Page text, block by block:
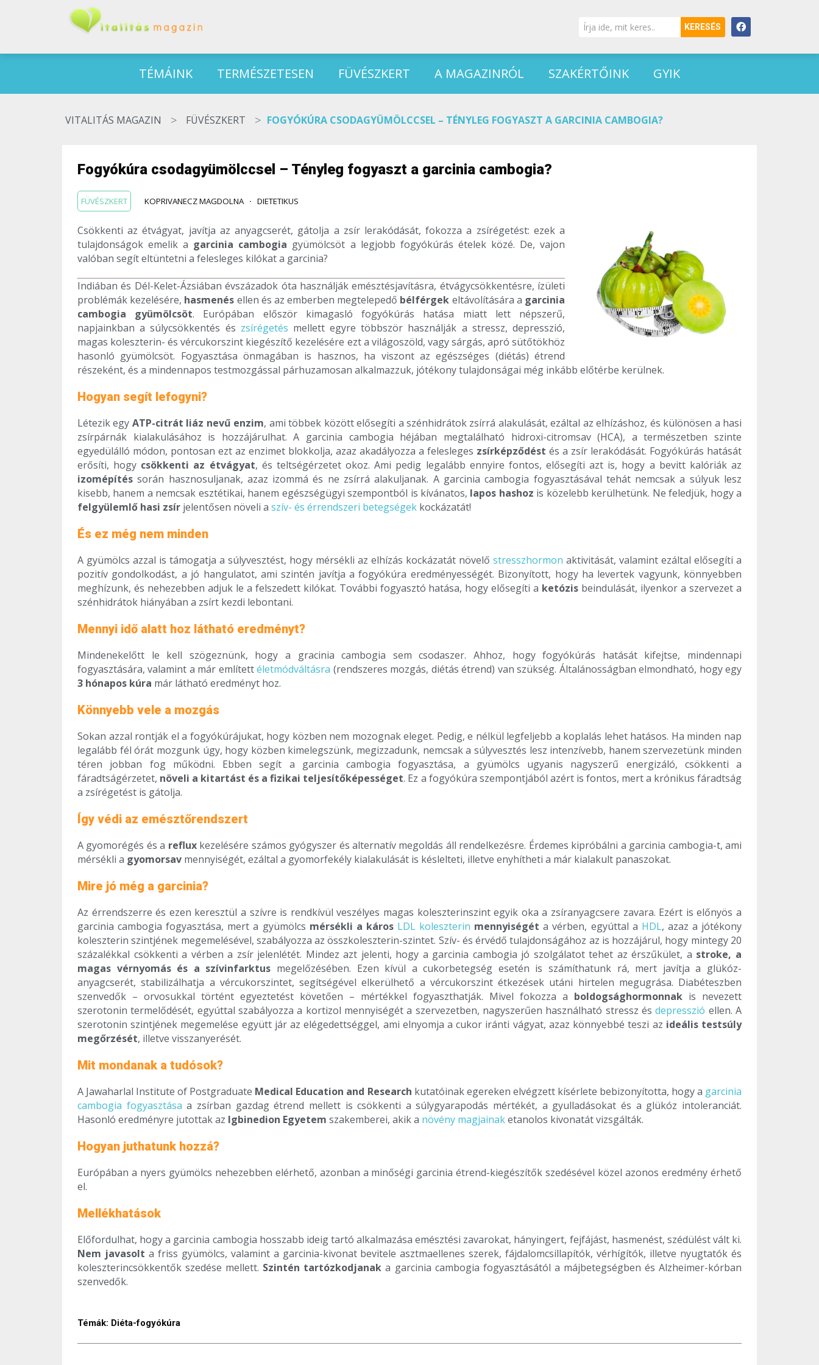
KERESÉS
TÉMÁINK TERMÉSZETESEN FÜVÉSZKERT A MAGAZINRÓL SZAKÉRTŐINK GYIK
VITALITÁS MAGAZIN > FÜVÉSZKERT > FOGYÓKÚRA CSODAGYÜMÖLCCSEL – TÉNYLEG FOGYASZT A GARCINIA CAMBOGIA?
Fogyókúra csodagyümölccsel – Tényleg fogyaszt a garcinia cambogia?
FÜVÉSZKERT KOPRIVANECZ MAGDOLNA DIETETIKUS
Csökkenti az étvágyat, javítja az anyagcserét, gátolja a zsír lerakódását, fokozza a zsírégetést: ezek a
tulajdonságok emelik a garcinia cambogia gyümölcsöt a legjobb fogyókúrás ételek közé. De, vajon
valóban segít eltüntetni a felesleges kilókat a garcinia?
Indiában és Dél-Kelet-Ázsiában évszázadok óta használják emésztésjavításra, étvágycsökkentésre, ízületi
problémák kezelésére, hasmenés ellen és az emberben megtelepedő bélférgek eltávolítására a garcinia
cambogia gyümölcsöt. Európában először kimagasló fogyókúrás hatása miatt lett népszerű,
napjainkban a súlycsökkentés és zsírégetés mellett egyre többször használják a stressz, depresszió,
magas koleszterin- és vércukorszint kiegészítő kezelésére ezt a világoszöld, vagy sárgás, apró sütőtökhöz
hasonló gyümölcsöt. Fogyasztása önmagában is hasznos, ha viszont az egészséges (diétás) étrend
részeként, és a mindennapos testmozgással párhuzamosan alkalmazzuk, jótékony tulajdonságai még inkább előtérbe kerülnek.
Hogyan segít lefogyni?
Létezik egy ATP-citrát liáz nevű enzim, ami többek között elősegíti a szénhidrátok zsírrá alakulását, ezáltal az elhízáshoz, és különösen a hasi
zsírpárnák kialakulásához is hozzájárulhat. A garcinia cambogia héjában megtalálható hidroxi-citromsav (HCA), a természetben szinte
egyedülálló módon, pontosan ezt az enzimet blokkolja, azaz akadályozza a felesleges zsírképződést és a zsír lerakódását. Fogyókúrás hatását
erősíti, hogy csökkenti az étvágyat, és teltségérzetet okoz. Ami pedig legalább ennyire fontos, elősegíti azt is, hogy a bevitt kalóriák az
izomépítés során hasznosuljanak, azaz izommá és ne zsírrá alakuljanak. A garcinia cambogia fogyasztásával tehát nemcsak a súlyuk lesz
kisebb, hanem a nemcsak esztétikai, hanem egészségügyi szempontból is kívánatos, lapos hashoz is közelebb kerülhetünk. Ne feledjük, hogy a
felgyülemlő hasi zsír jelentősen növeli a szív- és érrendszeri betegségek kockázatát!
És ez még nem minden
A gyümölcs azzal is támogatja a súlyvesztést, hogy mérsékli az elhízás kockázatát növelő stresszhormon aktivitását, valamint ezáltal elősegíti a
pozitív gondolkodást, a jó hangulatot, ami szintén javítja a fogyókúra eredményességét. Bizonyított, hogy ha levertek vagyunk, könnyebben
meghízunk, és nehezebben adjuk le a felszedett kilókat. További fogyasztó hatása, hogy elősegíti a ketózis beindulását, ilyenkor a szervezet a
szénhidrátok hiányában a zsírt kezdi lebontani.
Mennyi idő alatt hoz látható eredményt?
Mindenekelőtt le kell szögeznünk, hogy a gracinia cambogia sem csodaszer. Ahhoz, hogy fogyókúrás hatását kifejtse, mindennapi
fogyasztására, valamint a már említettéletmódváltásra (rendszeres mozgás, diétás étrend) van szükség. Általánosságban elmondható, hogy egy
3 hónapos kúra már látható eredményt hoz.
Könnyebb vele a mozgás
Sokan azzal rontják el a fogyókúrájukat, hogy közben nem mozognak eleget. Pedig, e nélkül legfeljebb a koplalás lehet hatásos. Ha minden nap
legalább fél órát mozgunk úgy, hogy közben kimelegszünk, megizzadunk, nemcsak a súlyvesztés lesz intenzívebb, hanem szervezetünk minden
téren jobban fog működni. Ebben segít a garcinia cambogia fogyasztása, a gyümölcs ugyanis nagyszerű energizáló, csökkenti a
fáradtságérzetet, növeli a kitartást és a fizikai teljesítőképességet. Ez a fogyókúra szempontjából azért is fontos, mert a krónikus fáradtság
a zsírégetést is gátolja.
Így védi az emésztőrendszert
A gyomorégés és a refluxkezelésére számos gyógyszer és alternatív megoldás áll rendelkezésre. Érdemes kipróbálni a garcinia cambogia-t, ami
mérsékli a gyomorsav mennyiségét, ezáltal a gyomorfekély kialakulását is késlelteti, illetve enyhítheti a már kialakult panaszokat.
Mire jó még a garcinia?
Az érrendszerre és ezen keresztül a szívre is rendkívül veszélyes magas koleszterinszint egyik oka a zsíranyagcsere zavara. Ezért is előnyös a
garcinia cambogia fogyasztása, mert a gyümölcs mérsékli a káros LDL koleszterin mennyiségéta vérben, egyúttal a HDL, azaz a jótékony
koleszterin szintjének megemelésével, szabályozza az összkoleszterin-szintet. Szív- és érvédő tulajdonságához az is hozzájárul, hogy mintegy 20
százalékkal csökkenti a vérben a zsír jelenlétét. Mindez azt jelenti, hogy a garcinia cambogia jó szolgálatot tehet az érszűkület, a stroke, a
magas vérnyomás és a szívinfarktus megelőzésében. Ezen kívül a cukorbetegség esetén is számíthatunk rá, mert javítja a glükóz-
anyagcserét, stabilizálhatja a vércukorszintet, segítségével elkerülhető a vércukorszint étkezések utáni hirtelen megugrása. Diabéteszben
szenvedők – orvosukkal történt egyeztetést követően – mértékkel fogyaszthatják. Mivel fokozza a boldogsághormonnak is nevezett
szerotonin termelődését, egyúttal szabályozza a kortizol mennyiségét a szervezetben, nagyszerűen használható stressz ésdepresszió ellen. A
szerotonin szintjének megemelése együtt jár az elégedettséggel, ami elnyomja a cukor iránti vágyat, azaz könnyebbé teszi az ideális testsúly
megőrzését, illetve visszanyerését.
Mit mondanak a tudósok?
A Jawaharlal Institute of Postgraduate Medical Education and Research kutatóinak egereken elvégzett kísérlete bebizonyította, hogy a garcinia
cambogia fogyasztása a zsírban gazdag étrend mellett is csökkenti a súlygyarapodás mértékét, a gyulladásokat és a glükóz intoleranciát.
Hasonló eredményre jutottak az Igbinedion Egyetem szakemberei, akik a növény magjainaketanolos kivonatát vizsgálták.
Hogyan juthatunk hozzá?
Európában a nyers gyümölcs nehezebben elérhető, azonban a minőségi garcinia étrend-kiegészítők szedésével közel azonos eredmény érhető
el.
Mellékhatások
Előfordulhat, hogy a garcinia cambogia hosszabb ideig tartó alkalmazása emésztési zavarokat, hányingert, fejfájást, hasmenést, szédülést vált ki.
Nem javasolt a friss gyümölcs, valamint a garcinia-kivonat bevitele asztmaellenes szerek, fájdalomcsillapítók, vérhígítók, illetve nyugtatók és
koleszterincsökkentők szedése mellett. Szintén tartózkodjanak a garcinia cambogia fogyasztásától a májbetegségben és Alzheimer-kórban
szenvedők.
Témák: Diéta-fogyókúra